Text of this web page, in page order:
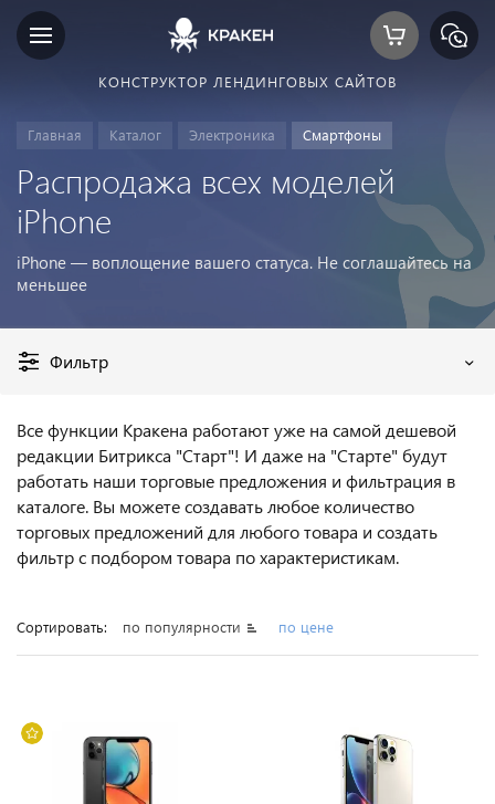
КОНСТРУКТОР ЛЕНДИНГОВЫХ САЙТОВ
Главная Каталог Электроника Смартфоны
Распродажа всех моделей
iPhone
iPhone — воплощение вашего статуса. Не соглашайтесь на
меньшее
Фильтр
Все функции Кракена работают уже на самой дешевой
редакции Битрикса "Старт"! И даже на "Старте" будут
работать наши торговые предложения и фильтрация в
каталоге. Вы можете создавать любое количество
торговых предложений для любого товара и создать
фильтр с подбором товара по характеристикам.
Сортировать: по популярности по цене